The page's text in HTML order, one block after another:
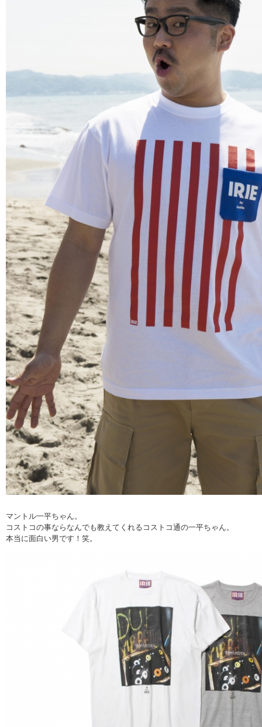
マントル一平ちゃん。
コストコの事ならなんでも教えてくれるコストコ通の一平ちゃん。
本当に面白い男です！笑。